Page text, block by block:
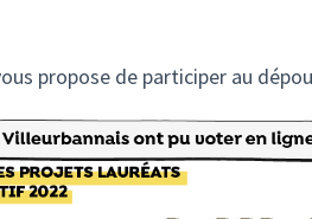
propose de participer au